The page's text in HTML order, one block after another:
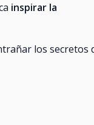
inspirar la
los secretos